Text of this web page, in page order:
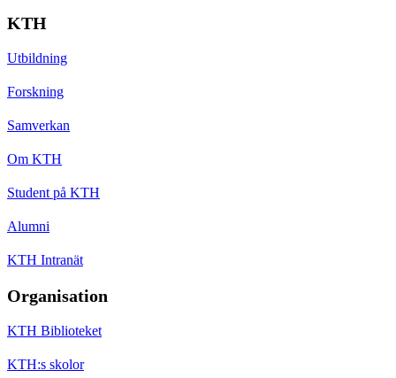
KTH
Utbildning
Forskning
Samverkan
Om KTH
Student på KTH
Alumni
KTH Intranät
Organisation
KTH Biblioteket
KTH:s skolor